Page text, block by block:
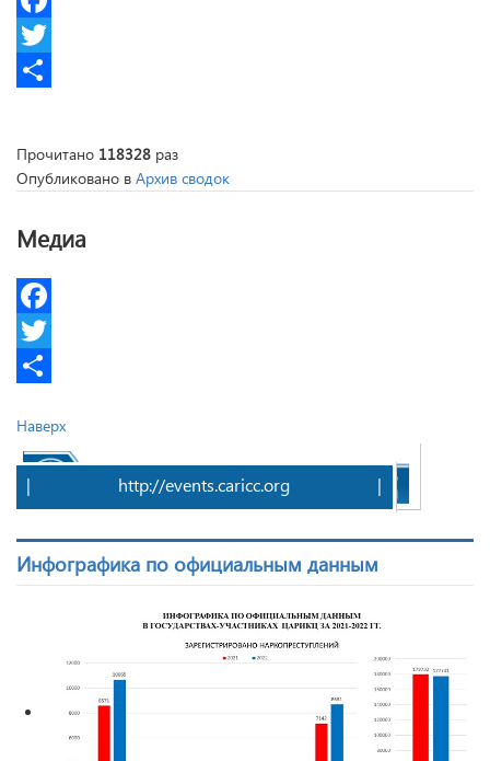
Facebook
Twitter
Прочитано 118328 раз
Опубликовано в Архив сводок
Медиа
Facebook
Twitter
Наверх
| http://events.caricc.org |
Инфографика по официальным данным